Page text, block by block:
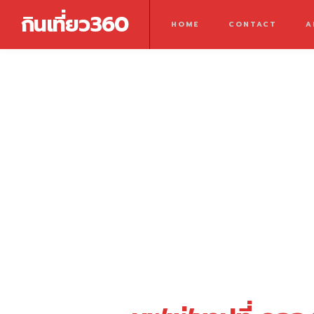
กินเที่ยว360 HOME CONTACT